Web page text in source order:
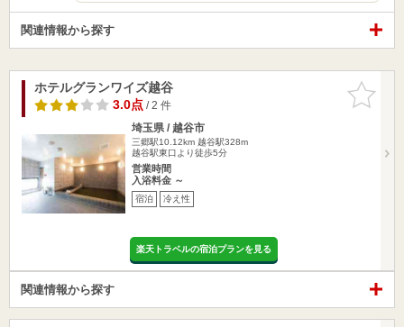
関連情報から探す
お気に入
りに追加
ホテルグランワイズ越谷
3.0点/ 2 件
埼玉県 / 越谷市
三郷駅10.12km 越谷駅328m
越谷駅東口より徒歩5分
営業時間
入浴料金 ～
宿泊 冷え性
楽天トラベルの宿泊プランを見る
関連情報から探す